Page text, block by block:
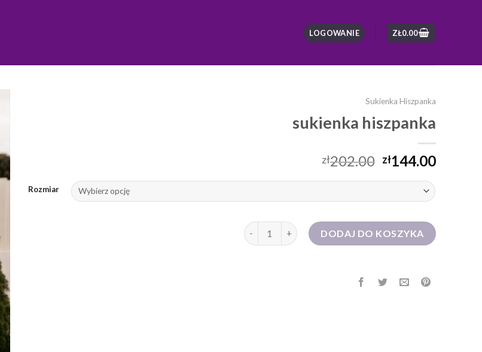
LOGOWANIE ZŁ0.00
Sukienka Hiszpanka
sukienka hiszpanka
zł202.00 zł144.00
Rozmiar
ilość sukienka hiszpankaDODAJ DO KOSZYKA